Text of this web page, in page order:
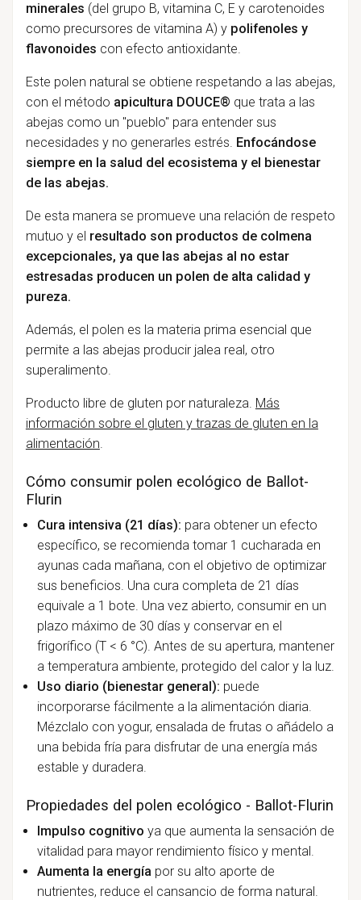
minerales (del grupo B, vitamina C, E y carotenoides
como precursores de vitamina A) y polifenoles y
flavonoides con efecto antioxidante.
Este polen natural se obtiene respetando a las abejas,
con el método apicultura DOUCE® que trata a las
abejas como un "pueblo" para entender sus
necesidades y no generarles estrés. Enfocándose
siempre en la salud del ecosistema y el bienestar
de las abejas.
De esta manera se promueve una relación de respeto
mutuo y el resultado son productos de colmena
excepcionales, ya que las abejas al no estar
estresadas producen un polen de alta calidad y
pureza.
Además, el polen es la materia prima esencial que
permite a las abejas producir jalea real, otro
superalimento.
Producto libre de gluten por naturaleza. Más
información sobre el gluten y trazas de gluten en la
alimentación.
Cómo consumir polen ecológico de Ballot-
Flurin
Cura intensiva (21 días): para obtener un efecto
específico, se recomienda tomar 1 cucharada en
ayunas cada mañana, con el objetivo de optimizar
sus beneficios. Una cura completa de 21 días
equivale a 1 bote. Una vez abierto, consumir en un
plazo máximo de 30 días y conservar en el
frigorífico (T < 6 °C). Antes de su apertura, mantener
a temperatura ambiente, protegido del calor y la luz.
Uso diario (bienestar general): puede
incorporarse fácilmente a la alimentación diaria.
Mézclalo con yogur, ensalada de frutas o añádelo a
una bebida fría para disfrutar de una energía más
estable y duradera.
Propiedades del polen ecológico - Ballot-Flurin
Impulso cognitivo ya que aumenta la sensación de
vitalidad para mayor rendimiento físico y mental.
Aumenta la energía por su alto aporte de
nutrientes, reduce el cansancio de forma natural.